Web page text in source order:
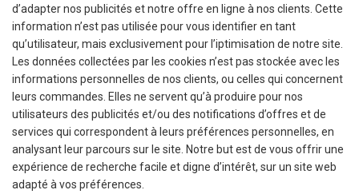
d’adapter nos publicités et notre offre en ligne à nos clients. Cette
information n’est pas utilisée pour vous identifier en tant
qu’utilisateur, mais exclusivement pour l’iptimisation de notre site.
Les données collectées par les cookies n’est pas stockée avec les
informations personnelles de nos clients, ou celles qui concernent
leurs commandes. Elles ne servent qu’à produire pour nos
utilisateurs des publicités et/ou des notifications d’offres et de
services qui correspondent à leurs préférences personnelles, en
analysant leur parcours sur le site. Notre but est de vous offrir une
expérience de recherche facile et digne d’intérêt, sur un site web
adapté à vos préférences.